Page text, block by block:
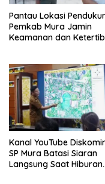
Pantau Lokasi
Pemkab Mura Jamin
Keamanan dan
Kanal YouTube
SP Mura Batasi Siaran
Langsung Saat Hiburan